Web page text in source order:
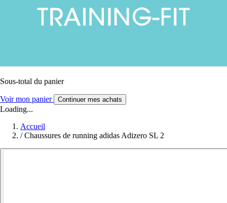
Sous-total du panier
Voir mon panier Continuer mes achats
Loading...
Accueil
/ Chaussures de running adidas Adizero SL 2